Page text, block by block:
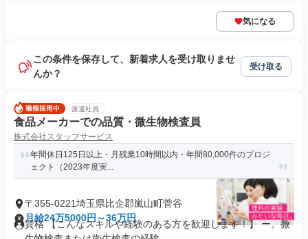
気になる
この条件を保存して、新着求人を受け取りませ
んか？
受け取る
派遣社員
食品メーカーでの品質・微生物検査員
株式会社スタッフサービス
年間休日125日以上・月残業10時間以内・年間80,000件のプロジ
ェクト（2023年度実...
〒355-0221埼玉県比企郡嵐山町菅谷
月給24万5000円～36万円
資格 【こんなスキルや経験のある方を歓迎します！】 ー。微